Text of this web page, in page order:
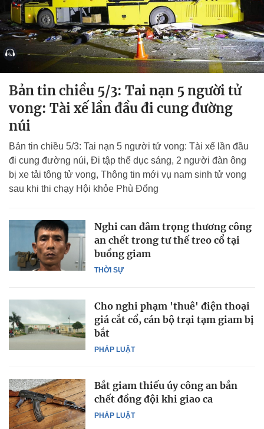
Bản tin chiều 5/3: Tai nạn 5 người tử
vong: Tài xế lần đầu đi cung đường
núi
Bản tin chiều 5/3: Tai nạn 5 người tử vong: Tài xế lần đầu
đi cung đường núi, Đi tập thể dục sáng, 2 người đàn ông
bị xe tải tông tử vong, Thông tin mới vụ nam sinh tử vong
sau khi thi chạy Hội khỏe Phù Đổng
THỜI SỰ
Nghi can đâm trọng thương công
an chết trong tư thế treo cổ tại
buồng giam
PHÁP LUẬT
Cho nghi phạm 'thuê' điện thoại
giá cắt cổ, cán bộ trại tạm giam bị
bắt
PHÁP LUẬT
Bắt giam thiếu úy công an bắn
chết đồng đội khi giao ca